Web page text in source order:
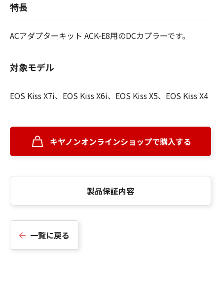
特長
ACアダプターキット ACK-E8用のDCカプラーです。
対象モデル
EOS Kiss X7i、EOS Kiss X6i、EOS Kiss X5、EOS Kiss X4
キヤノンオンラインショップで購入する
製品保証内容
一覧に戻る